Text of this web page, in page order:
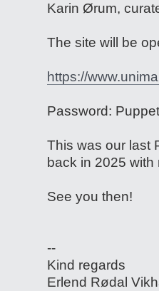
Karin Ørum,
The site will be
https://
Password:
This was our last
back in 2025
See you then!
--
Kind regards
Erlend Rødal